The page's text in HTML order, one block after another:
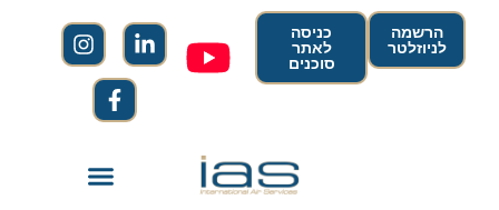
הרשמה
לניוזלטר
כניסה
לאתר
סוכנים